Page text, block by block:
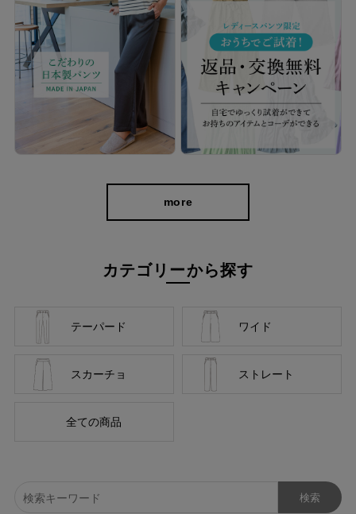
ャザーを寄せているため、見た目はスッキリしながらも締め付け
感は少なく、長時間穿いていても窮屈さを感じにくくなっていま
す。 きれいなシルエットをキープしつつもラクなはき心地で、一
日中快適に過ごすことができますよ。
more
カテゴリーから探す
テーパード ワイド
スカーチョ ストレート
全ての商品